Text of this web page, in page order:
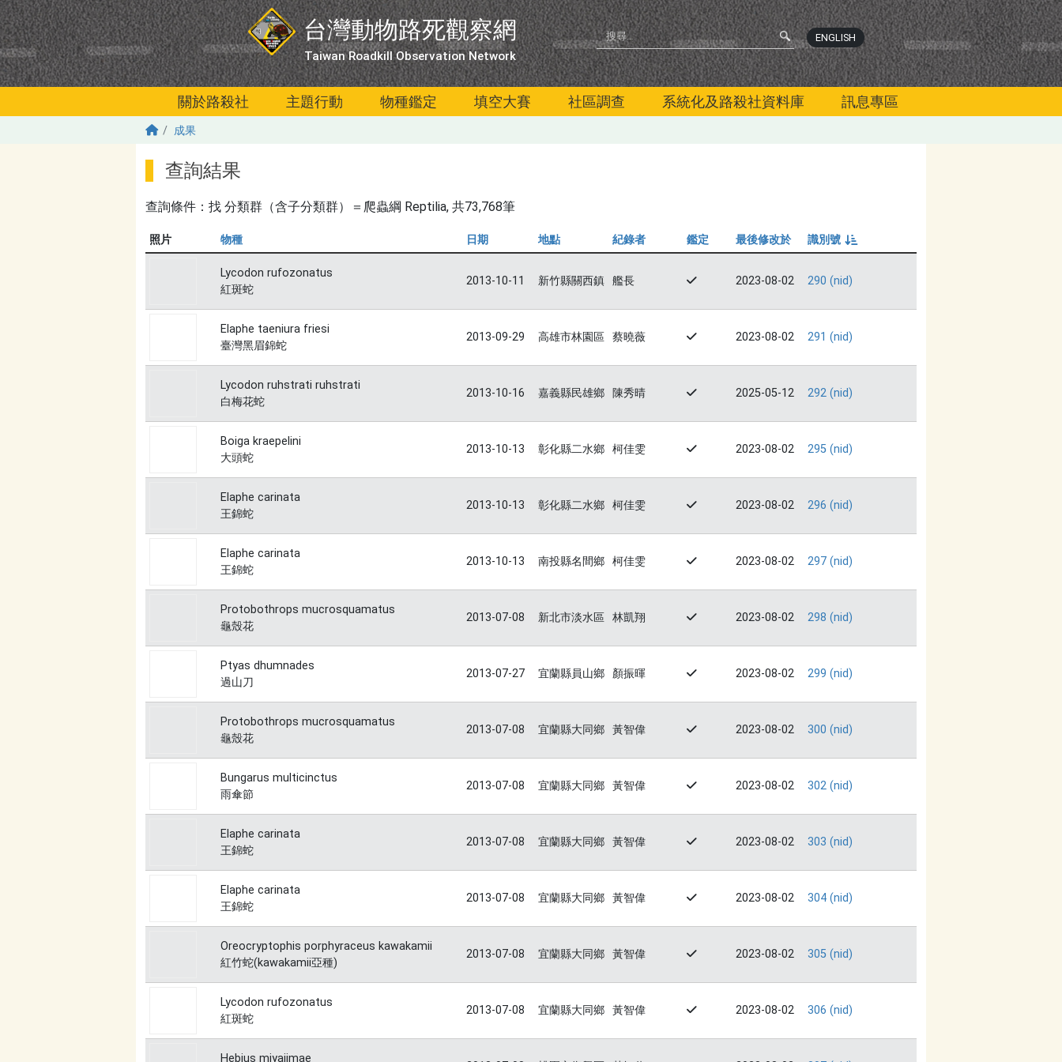
移至主內容
台灣動物路死觀察網
Taiwan Roadkill Observation Network
ENGLISH
關於路殺社 主題行動 物種鑑定 填空大賽 社區調查 系統化及路殺社資料庫 訊息專區
成果
查詢結果
查詢條件：找 分類群（含子分類群）＝爬蟲綱 Reptilia, 共73,768筆
照片 物種 日期 地點 紀錄者 鑑定 最後修改於
識別號
由小到大
Lycodon rufozonatus
紅斑蛇
2013-10-11 新竹縣關西鎮 艦長 2023-08-02 290 (nid)
Elaphe taeniura friesi
臺灣黑眉錦蛇
2013-09-29 高雄市林園區 蔡曉薇 2023-08-02 291 (nid)
Lycodon ruhstrati ruhstrati
白梅花蛇
2013-10-16 嘉義縣民雄鄉 陳秀晴 2025-05-12 292 (nid)
Boiga kraepelini
大頭蛇
2013-10-13 彰化縣二水鄉 柯佳雯 2023-08-02 295 (nid)
Elaphe carinata
王錦蛇
2013-10-13 彰化縣二水鄉 柯佳雯 2023-08-02 296 (nid)
Elaphe carinata
王錦蛇
2013-10-13 南投縣名間鄉 柯佳雯 2023-08-02 297 (nid)
Protobothrops mucrosquamatus
龜殼花
2013-07-08 新北市淡水區 林凱翔 2023-08-02 298 (nid)
Ptyas dhumnades
過山刀
2013-07-27 宜蘭縣員山鄉 顏振暉 2023-08-02 299 (nid)
Protobothrops mucrosquamatus
龜殼花
2013-07-08 宜蘭縣大同鄉 黃智偉 2023-08-02 300 (nid)
Bungarus multicinctus
雨傘節
2013-07-08 宜蘭縣大同鄉 黃智偉 2023-08-02 302 (nid)
Elaphe carinata
王錦蛇
2013-07-08 宜蘭縣大同鄉 黃智偉 2023-08-02 303 (nid)
Elaphe carinata
王錦蛇
2013-07-08 宜蘭縣大同鄉 黃智偉 2023-08-02 304 (nid)
Oreocryptophis porphyraceus kawakamii
紅竹蛇(kawakamii亞種)
2013-07-08 宜蘭縣大同鄉 黃智偉 2023-08-02 305 (nid)
Lycodon rufozonatus
紅斑蛇
2013-07-08 宜蘭縣大同鄉 黃智偉 2023-08-02 306 (nid)
Hebius miyajimae